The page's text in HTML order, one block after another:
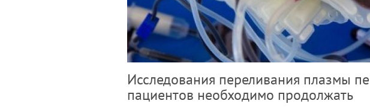
Исследования переливания плазмы
пациентов необходимо продолжать